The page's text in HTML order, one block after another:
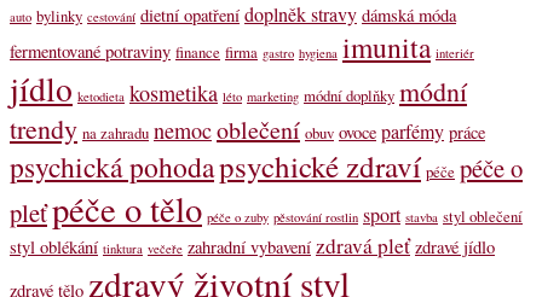
auto bylinky cestování dietní opatření doplněk stravy dámská móda
fermentované potraviny finance firma gastro hygiena imunita interiér
jídlo ketodieta kosmetika léto marketing módní doplňky módní
trendy na zahradu nemocoblečení obuv ovoce parfémy práce
psychická pohodapsychické zdraví péče péče o
pleťpéče o tělo péče o zuby pěstování rostlin sport stavba styl oblečení
styl oblékání tinktura večeře zahradní vybavení zdravá pleť zdravé jídlo
zdravé tělo zdravý životní styl